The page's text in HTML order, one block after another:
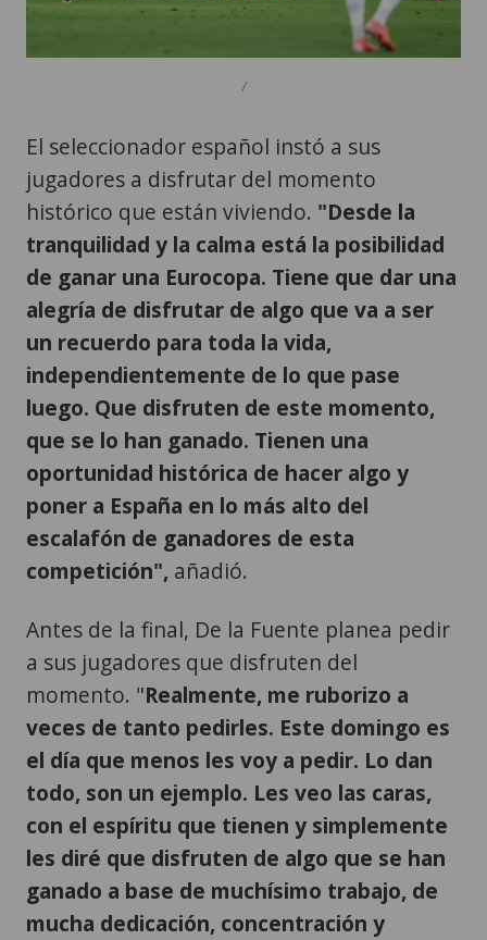
/
El seleccionador español instó a sus
jugadores a disfrutar del momento
histórico que están viviendo. "Desde la
tranquilidad y la calma está la posibilidad
de ganar una Eurocopa. Tiene que dar una
alegría de disfrutar de algo que va a ser
un recuerdo para toda la vida,
independientemente de lo que pase
luego. Que disfruten de este momento,
que se lo han ganado. Tienen una
oportunidad histórica de hacer algo y
poner a España en lo más alto del
escalafón de ganadores de esta
competición", añadió.
Antes de la final, De la Fuente planea pedir
a sus jugadores que disfruten del
momento. "Realmente, me ruborizo a
veces de tanto pedirles. Este domingo es
el día que menos les voy a pedir. Lo dan
todo, son un ejemplo. Les veo las caras,
con el espíritu que tienen y simplemente
les diré que disfruten de algo que se han
ganado a base de muchísimo trabajo, de
mucha dedicación, concentración y